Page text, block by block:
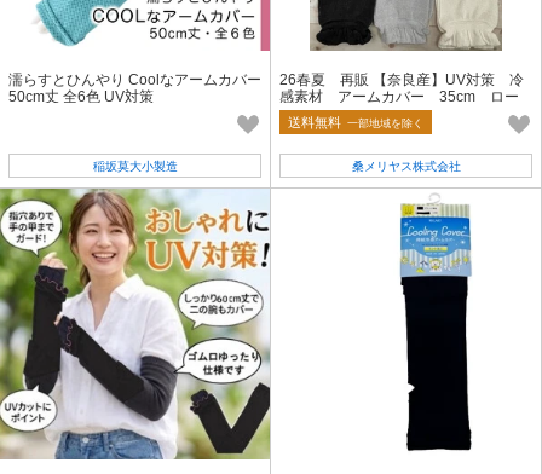
濡らすとひんやり Coolなアームカバー
50cm丈 全6色 UV対策
稲坂莫大小製造
26春夏 再販 【奈良産】UV対策 冷
感素材 アームカバー 35cm ロー
ズ
送料無料 一部地域を除く
桑メリヤス株式会社